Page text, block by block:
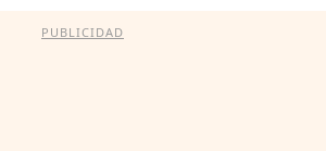
PUBLICIDAD